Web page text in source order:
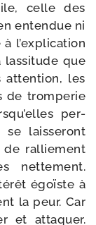
celle des
enten­due ni
l’explication
las­si­tude que
atten­tion, les
de trom­pe­rie
per­
lais­se­ront
de ral­lie­ment
net­te­ment.
égoïste à
la peur. Car
et atta­quer.